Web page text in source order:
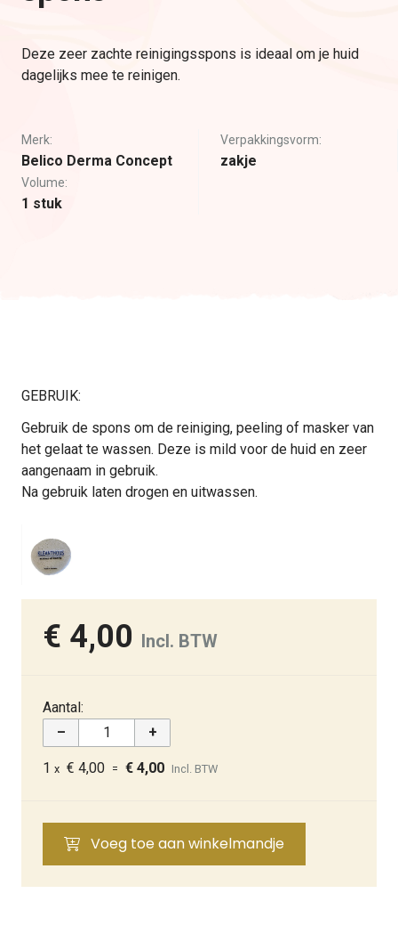
Deze zeer zachte reinigingsspons is ideaal om je huid
dagelijks mee te reinigen.
Merk:
Belico Derma Concept
Verpakkingsvorm:
zakje
Volume:
1 stuk
GEBRUIK:
Gebruik de spons om de reiniging, peeling of masker van
het gelaat te wassen. Deze is mild voor de huid en zeer
aangenaam in gebruik.
Na gebruik laten drogen en uitwassen.
€ 4,00 Incl. BTW
Aantal:
–
+
1 x € 4,00 = € 4,00 Incl. BTW
Voeg toe aan winkelmandje